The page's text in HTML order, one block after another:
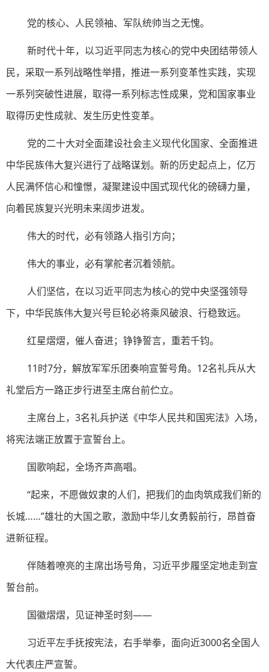
党的核心、人民领袖、军队统帅当之无愧。
新时代十年，以习近平同志为核心的党中央团结带领人
民，采取一系列战略性举措，推进一系列变革性实践，实现
一系列突破性进展，取得一系列标志性成果，党和国家事业
取得历史性成就、发生历史性变革。
党的二十大对全面建设社会主义现代化国家、全面推进
中华民族伟大复兴进行了战略谋划。新的历史起点上，亿万
人民满怀信心和憧憬，凝聚建设中国式现代化的磅礴力量，
向着民族复兴光明未来阔步进发。
伟大的时代，必有领路人指引方向；
伟大的事业，必有掌舵者沉着领航。
人们坚信，在以习近平同志为核心的党中央坚强领导
下，中华民族伟大复兴号巨轮必将乘风破浪、行稳致远。
红星熠熠，催人奋进；铮铮誓言，重若千钧。
11时7分，解放军军乐团奏响宣誓号角。12名礼兵从大
礼堂后方一路正步行进至主席台前伫立。
主席台上，3名礼兵护送《中华人民共和国宪法》入场，
将宪法端正放置于宣誓台上。
国歌响起，全场齐声高唱。
“起来，不愿做奴隶的人们，把我们的血肉筑成我们新的
长城……”雄壮的大国之歌，激励中华儿女勇毅前行，昂首奋
进新征程。
伴随着嘹亮的主席出场号角，习近平步履坚定地走到宣
誓台前。
国徽熠熠，见证神圣时刻——
习近平左手抚按宪法，右手举拳，面向近3000名全国人
大代表庄严宣誓。